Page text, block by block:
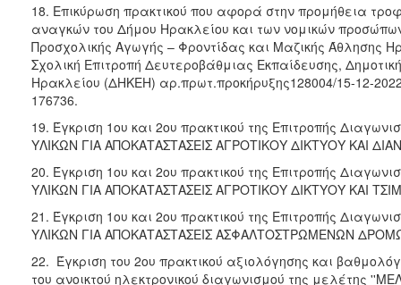
18. Επικύρωση πρακτικού που αφορά στην προμήθεια
αναγκών του Δήμου Ηρακλείου και των νομικών
Προσχολικής Αγωγής – Φροντίδας και Μαζικής Άθλησης
Σχολική Επιτροπή Δευτεροβάθμιας Εκπαίδευσης,
Ηρακλείου (ΔΗΚΕΗ) αρ.πρωτ.προκήρυξης128004/15-12-
176736.
19. Έγκριση 1ου και 2ου πρακτικού της Επιτροπής
ΥΛΙΚΩΝ ΓΙΑ ΑΠΟΚΑΤΑΣΤΑΣΕΙΣ ΑΓΡΟΤΙΚΟΥ ΔΙΚΤΥΟΥ ΚΑΙ
20. Έγκριση 1ου και 2ου πρακτικού της Επιτροπής
ΥΛΙΚΩΝ ΓΙΑ ΑΠΟΚΑΤΑΣΤΑΣΕΙΣ ΑΓΡΟΤΙΚΟΥ ΔΙΚΤΥΟΥ ΚΑΙ
21. Έγκριση 1ου και 2ου πρακτικού της Επιτροπής
ΥΛΙΚΩΝ ΓΙΑ ΑΠΟΚΑΤΑΣΤΑΣΕΙΣ ΑΣΦΑΛΤΟΣΤΡΩΜΕΝΩΝ
22. Έγκριση του 2ου πρακτικού αξιολόγησης και
του ανοικτού ηλεκτρονικού διαγωνισμού της μελέτης